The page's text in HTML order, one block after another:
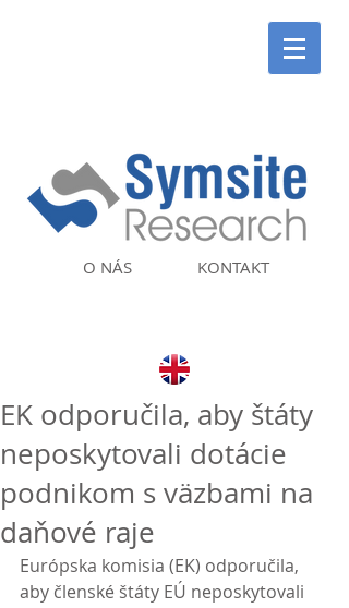
KONTAKT
O NÁS
EK odporučila, aby štáty
neposkytovali dotácie
podnikom s väzbami na
daňové raje
Európska komisia (EK) odporučila,
aby členské štáty EÚ neposkytovali